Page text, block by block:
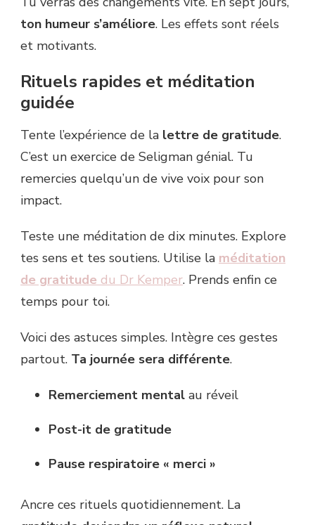
ton humeur s’améliore. Les effets sont réels
et motivants.
Rituels rapides et méditation
guidée
Tente l’expérience de la lettre de gratitude.
C’est un exercice de Seligman génial. Tu
remercies quelqu’un de vive voix pour son
impact.
Teste une méditation de dix minutes. Explore
tes sens et tes soutiens. Utilise la méditation
de gratitude du Dr Kemper. Prends enfin ce
temps pour toi.
Voici des astuces simples. Intègre ces gestes
partout. Ta journée sera différente.
Remerciement mental au réveil
Post-it de gratitude
Pause respiratoire « merci »
Ancre ces rituels quotidiennement. La